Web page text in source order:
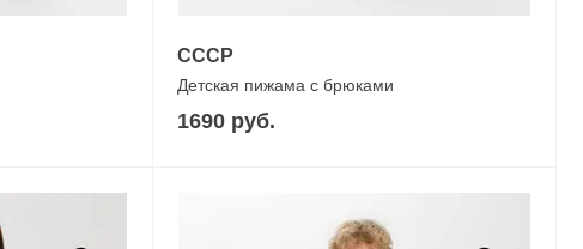
СССР
Детская пижама с брюками
1690 руб.